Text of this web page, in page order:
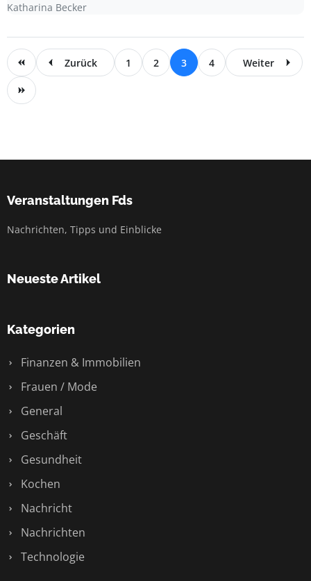
Katharina Becker
Zurück 1 2 3 4 Weiter
Veranstaltungen Fds
Nachrichten, Tipps und Einblicke
Neueste Artikel
Kategorien
Finanzen & Immobilien
Frauen / Mode
General
Geschäft
Gesundheit
Kochen
Nachricht
Nachrichten
Technologie